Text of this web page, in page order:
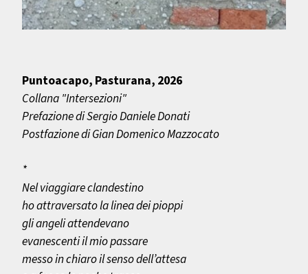
Puntoacapo, Pasturana, 2026
Collana "Intersezioni"
Prefazione di SergioDaniele Donati
Postfazione di Gian Domenico Mazzocato
*
Nel viaggiare clandestino
ho attraversato la linea dei pioppi
gli angeli attendevano
evanescenti il mio passare
messo in chiaro il senso dell’attesa